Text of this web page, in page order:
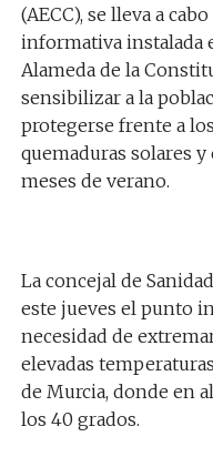
(AECC), se lleva a
informativa instalada
Alameda de la
sensibilizar a la
protegerse frente a
quemaduras solares
meses de verano.
La concejal de
este jueves el punto
necesidad de
elevadas
de Murcia, donde en
los 40 grados.